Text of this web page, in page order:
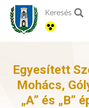
Keresés
Egyesített
Mohács,
„A” és „B”